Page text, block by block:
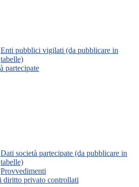
Enti pubblici vigilati (da pubblicare in
tabelle)
partecipate
Dati società partecipate (da pubblicare in
tabelle)
Provvedimenti
diritto privato controllati